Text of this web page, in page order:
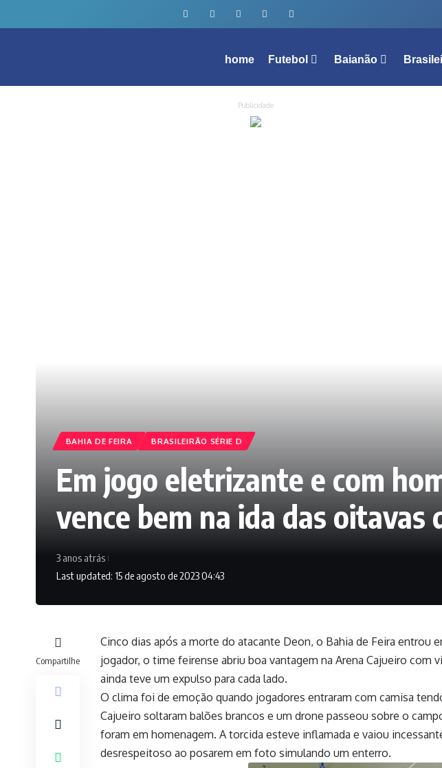
home Futebol Baianão
Publicidade
BAHIA DE FEIRA BRASILEIRÃO SÉRIE D
Em jogo eletrizante e com
vence bem na ida das oitavas
Last updated: 15 de agosto de 2023 04:43
3 anos atrás
Compartilhe
Cinco dias após a morte do atacante Deon, o Bahia de Feira entrou
jogador, o time feirense abriu boa vantagem na Arena Cajueiro com
ainda teve um expulso para cada lado.
O clima foi de emoção quando jogadores entraram com camisa
Cajueiro soltaram balões brancos e um drone passeou sobre o
foram em homenagem. A torcida esteve inflamada e vaiou
desrespeitoso ao posarem em foto simulando um enterro.